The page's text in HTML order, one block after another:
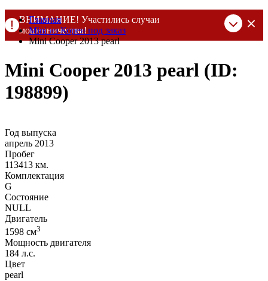
ВНИМАНИЕ! Участились случаи
мошенничества!
Компания DSS Group принимает оплату за свои услуги только
При любых подозрениях, свяжитесь с нами по официальным
контактам
, указанным в соц сетях и на сайте
Главная
Mini из Кореи под заказ
Mini Cooper 2013 pearl
Mini Cooper 2013 pearl (ID:
198899)
Год выпуска
апрель 2013
Пробег
113413 км.
Комплектация
G
Состояние
NULL
Двигатель
1598 cм3
Мощность двигателя
184 л.с.
Цвет
pearl